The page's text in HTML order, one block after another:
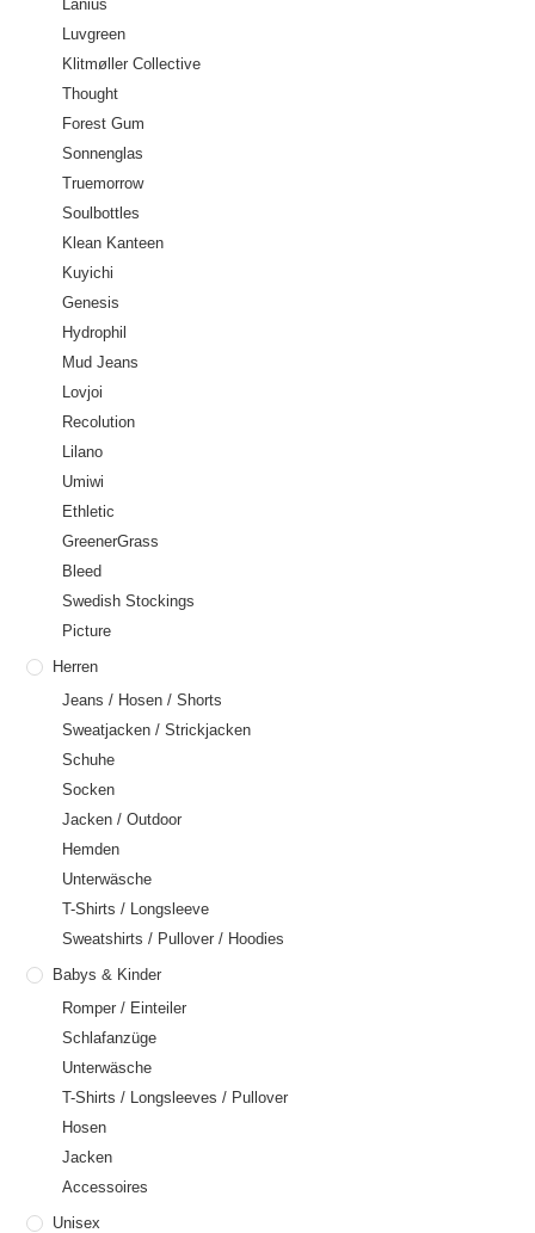
Lanius
Luvgreen
Klitmøller Collective
Thought
Forest Gum
Sonnenglas
Truemorrow
Soulbottles
Klean Kanteen
Kuyichi
Genesis
Hydrophil
Mud Jeans
Lovjoi
Recolution
Lilano
Umiwi
Ethletic
GreenerGrass
Bleed
Swedish Stockings
Picture
Herren
Jeans / Hosen / Shorts
Sweatjacken / Strickjacken
Schuhe
Socken
Jacken / Outdoor
Hemden
Unterwäsche
T-Shirts / Longsleeve
Sweatshirts / Pullover / Hoodies
Babys & Kinder
Romper / Einteiler
Schlafanzüge
Unterwäsche
T-Shirts / Longsleeves / Pullover
Hosen
Jacken
Accessoires
Unisex